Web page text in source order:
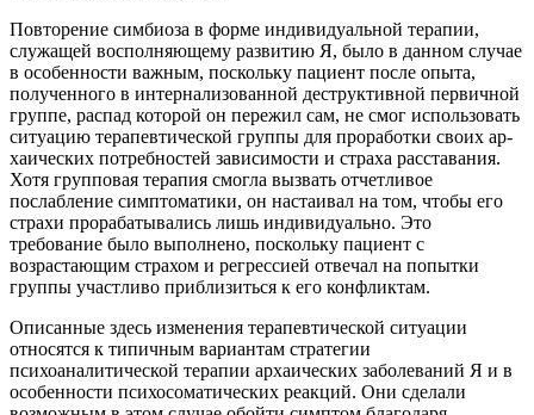
Повторение симбиоза в форме индивидуальной терапии,
служащей восполняющему развитию Я, было в данном случае
в особенности важ­ным, поскольку пациент после опыта,
полученного в интернализованной деструктивной первичной
группе, распад которой он пережил сам, не смог использовать
ситуацию терапевтической группы для проработки своих ар­
хаических потребностей зависимости и страха расставания.
Хотя группо­вая терапия смогла вызвать отчетливое
послабление симптоматики, он на­стаивал на том, чтобы его
страхи прорабатывались лишь индивидуально. Это
требование было выполнено, поскольку пациент с
возрастающим стра­хом и регрессией отвечал на попытки
группы участливо приблизиться к его конфликтам.
Описанные здесь изменения терапевтической ситуации
относятся к ти­пичным вариантам стратегии
психоаналитической терапии архаических забо­леваний Я и в
особенности психосоматических реакций. Они сделали